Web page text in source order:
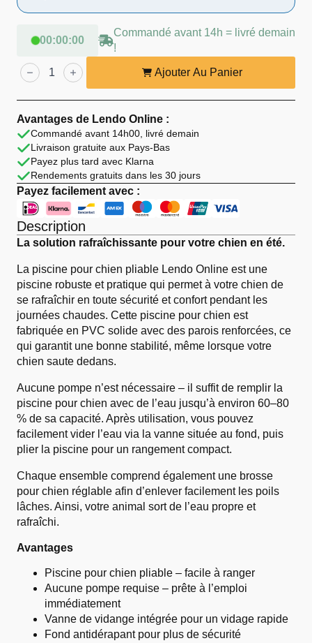
00:00:00
Commandé avant 14h = livré demain
!
quantité
de
Lendo
pour
Chien
Pliable
Ø80
cm
Rouge
Ajouter Au Panier
Avantages de Lendo Online :
Commandé avant 14h00, livré demain
Livraison gratuite aux Pays-Bas
Payez plus tard avec Klarna
Rendements gratuits dans les 30 jours
Payez facilement avec :
Description
La solution rafraîchissante pour votre chien en été.
La piscine pour chien pliable Lendo Online est une
piscine robuste et pratique qui permet à votre chien de
se rafraîchir en toute sécurité et confort pendant les
journées chaudes. Cette piscine pour chien est
fabriquée en PVC solide avec des parois renforcées, ce
qui garantit une bonne stabilité, même lorsque votre
chien saute dedans.
Aucune pompe n’est nécessaire – il suffit de remplir la
piscine pour chien avec de l’eau jusqu’à environ 60–80
% de sa capacité. Après utilisation, vous pouvez
facilement vider l’eau via la vanne située au fond, puis
plier la piscine pour un rangement compact.
Chaque ensemble comprend également une brosse
pour chien réglable afin d’enlever facilement les poils
lâches. Ainsi, votre animal sort de l’eau propre et
rafraîchi.
Avantages
Piscine pour chien pliable – facile à ranger
Aucune pompe requise – prête à l’emploi
immédiatement
Vanne de vidange intégrée pour un vidage rapide
Fond antidérapant pour plus de sécurité